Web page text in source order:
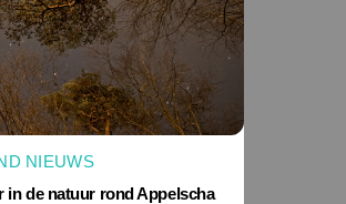
NIEUWS
in de natuur rond Appelscha